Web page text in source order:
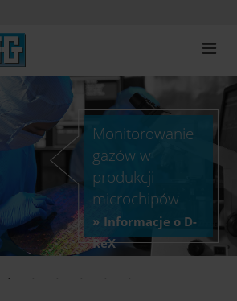
Monitorowanie
gazów w
produkcji
microchipów
Informacje o D-
ReX